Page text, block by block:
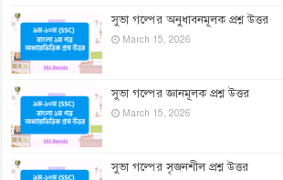
সুভা গল্পের অনুধাবনমূলক প্রশ্ন উত্তর
March 15, 2026
সুভা গল্পের জ্ঞানমূলক প্রশ্ন উত্তর
March 15, 2026
সুভা গল্পের সৃজনশীল প্রশ্ন উত্তর